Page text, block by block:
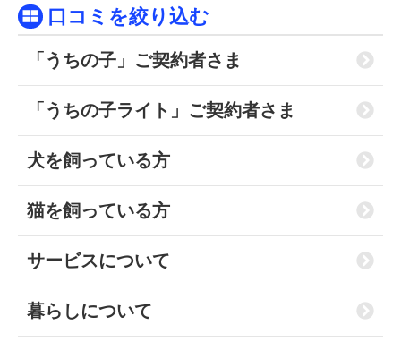
口コミを絞り込む
「うちの子」ご契約者さま
「うちの子ライト」ご契約者さま
犬を飼っている方
猫を飼っている方
サービスについて
暮らしについて